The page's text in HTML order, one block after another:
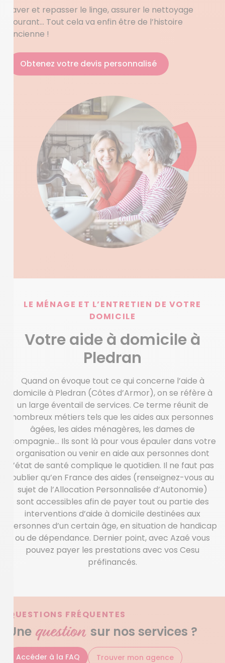
Laver et repasser le linge, assurer le nettoyage
courant… Tout cela va enfin être de l’histoire
ancienne !
Obtenez votre devis personnalisé
LE MÉNAGE ET L’ENTRETIEN DE VOTRE
DOMICILE
Votre aide à domicile à
Pledran
Quand on évoque tout ce qui concerne l’aide à
domicile à Pledran (Côtes d’Armor), on se réfère à
un large éventail de services. Ce terme réunit de
nombreux métiers tels que les aides aux personnes
âgées, les aides ménagères, les dames de
compagnie… Ils sont là pour vous épauler dans votre
organisation ou venir en aide aux personnes dont
l’état de santé complique le quotidien. Il ne faut pas
oublier qu’en France des aides (renseignez-vous au
sujet de l’Allocation Personnalisée d’Autonomie)
sont accessibles afin de payer tout ou partie des
interventions d’aide à domicile destinées aux
personnes d’un certain âge, en situation de handicap
ou de dépendance. Dernier point, avec Azaé vous
pouvez payer les prestations avec vos Cesu
préfinancés.
QUESTIONS FRÉQUENTES
Une question sur nos services ?
Accéder à la FAQ Trouver mon agence